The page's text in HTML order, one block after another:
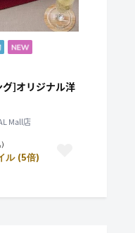
]オリジナル洋
Mall店
ル (5倍)